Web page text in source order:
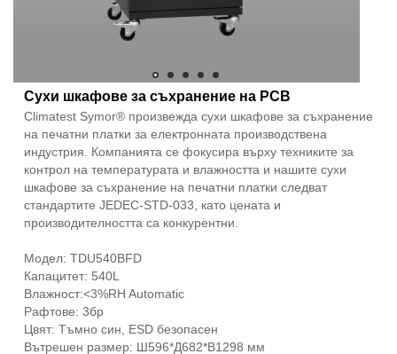
Сухи шкафове за съхранение на PCB
Climatest Symor® произвежда сухи шкафове за съхранение
на печатни платки за електронната производствена
индустрия. Компанията се фокусира върху техниките за
контрол на температурата и влажността и нашите сухи
шкафове за съхранение на печатни платки следват
стандартите JEDEC-STD-033, като цената и
производителността са конкурентни.
Модел: TDU540BFD
Капацитет: 540L
Влажност:<3%RH Automatic
Рафтове: 3бр
Цвят: Тъмно син, ESD безопасен
Вътрешен размер: Ш596*Д682*В1298 мм